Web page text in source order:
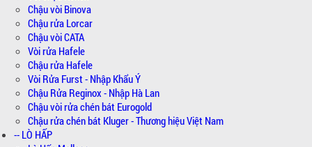
Chậu vòi Binova
Chậu rửa Lorcar
Chậu vòi CATA
Vòi rửa Hafele
Chậu rửa Hafele
Vòi Rửa Furst - Nhập Khẩu Ý
Chậu Rửa Reginox - Nhập Hà Lan
Chậu vòi rửa chén bát Eurogold
Chậu rửa chén bát Kluger - Thương hiệu Việt Nam
-- LÒ HẤP